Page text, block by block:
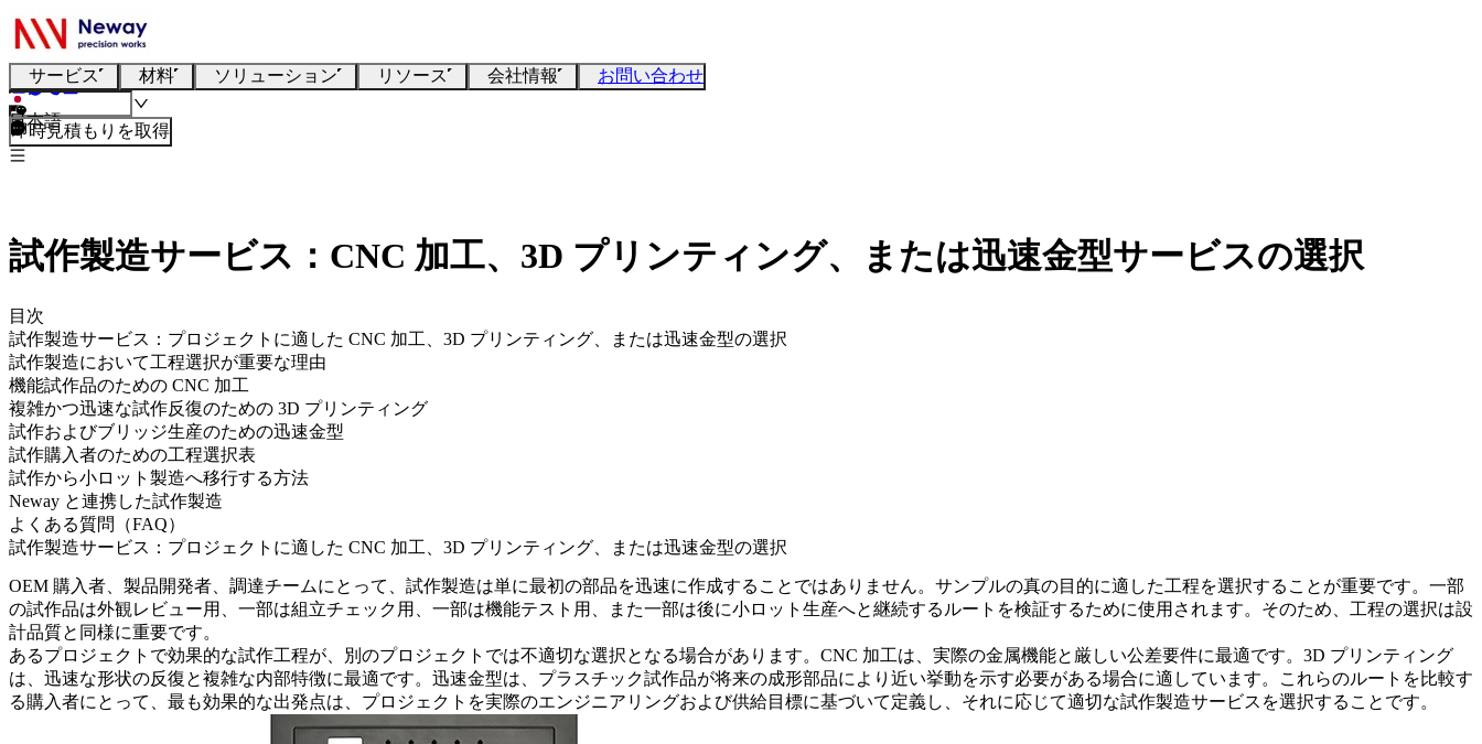
サービス 材料 ソリューション リソース 会社情報 お問い合わせ
日本語
即時見積もりを取得
試作製造サービス：CNC 加工、3D プリンティング、または迅速金型サービスの選択
目次
試作製造サービス：プロジェクトに適した CNC 加工、3D プリンティング、または迅速金型の選択
試作製造において工程選択が重要な理由
機能試作品のための CNC 加工
複雑かつ迅速な試作反復のための 3D プリンティング
試作およびブリッジ生産のための迅速金型
試作購入者のための工程選択表
試作から小ロット製造へ移行する方法
Neway と連携した試作製造
よくある質問（FAQ）
試作製造サービス：プロジェクトに適した CNC 加工、3D プリンティング、または迅速金型の選択
OEM 購入者、製品開発者、調達チームにとって、試作製造は単に最初の部品を迅速に作成することではありません。サンプルの真の目的に適した工程を選択することが重要です。一部
の試作品は外観レビュー用、一部は組立チェック用、一部は機能テスト用、また一部は後に小ロット生産へと継続するルートを検証するために使用されます。そのため、工程の選択は設
計品質と同様に重要です。
あるプロジェクトで効果的な試作工程が、別のプロジェクトでは不適切な選択となる場合があります。CNC 加工は、実際の金属機能と厳しい公差要件に最適です。3D プリンティング
は、迅速な形状の反復と複雑な内部特徴に最適です。迅速金型は、プラスチック試作品が将来の成形部品により近い挙動を示す必要がある場合に適しています。これらのルートを比較す
る購入者にとって、最も効果的な出発点は、プロジェクトを実際のエンジニアリングおよび供給目標に基づいて定義し、それに応じて適切な試作製造サービス を選択することです。